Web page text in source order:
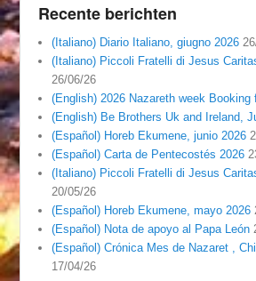
Recente berichten
(Italiano) Diario Italiano, giugno 2026
(Italiano) Piccoli Fratelli di Jesus
26/06/26
(English) 2026 Nazareth week Booking
(English) Be Brothers Uk and Ireland,
(Español) Horeb Ekumene, junio 2026
(Español) Carta de Pentecostés 2026
(Italiano) Piccoli Fratelli di Jesus
20/05/26
(Español) Horeb Ekumene, mayo 2026
(Español) Nota de apoyo al Papa León
(Español) Crónica Mes de Nazaret ,
17/04/26